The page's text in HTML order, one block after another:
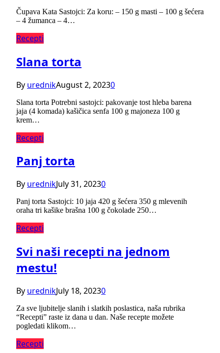
Čupava Kata Sastojci: Za koru: – 150 g masti – 100 g šećera
– 4 žumanca – 4…
Recepti
Slana torta
By urednikAugust 2, 20230
Slana torta Potrebni sastojci: pakovanje tost hleba barena
jaja (4 komada) kašičica senfa 100 g majoneza 100 g
krem…
Recepti
Panj torta
By urednikJuly 31, 20230
Panj torta Sastojci: 10 jaja 420 g šećera 350 g mlevenih
oraha tri kašike brašna 100 g čokolade 250…
Recepti
Svi naši recepti na jednom
mestu!
By urednikJuly 18, 20230
Za sve ljubitelje slanih i slatkih poslastica, naša rubrika
“Recepti” raste iz dana u dan. Naše recepte možete
pogledati klikom…
Recepti